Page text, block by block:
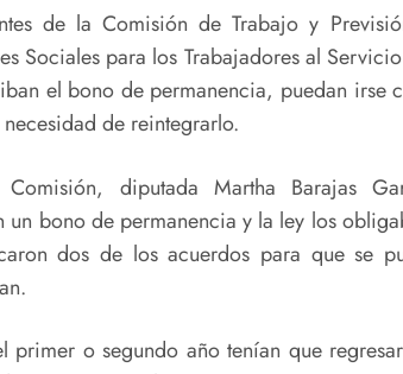
de la Comisión de Trabajo y
Sociales para los Trabajadores al
el bono de permanencia, puedan irse
de reintegrarlo.
diputada Martha Barajas
un bono de permanencia y la ley los
dos de los acuerdos para que se
primer o segundo año tenían que